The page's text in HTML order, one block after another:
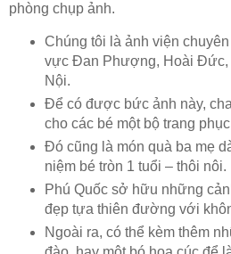
phòng chụp ảnh.
Chúng tôi là ảnh viện
vực Đan Phượng, Hoài Đức,
Nội.
Để có được bức ảnh này,
cho các bé một bộ trang
Đó cũng là món quà ba mẹ
niệm bé tròn 1 tuổi – thôi nôi.
Phú Quốc sở hữu những
đẹp tựa thiên đường với
Ngoài ra, có thể kèm thêm